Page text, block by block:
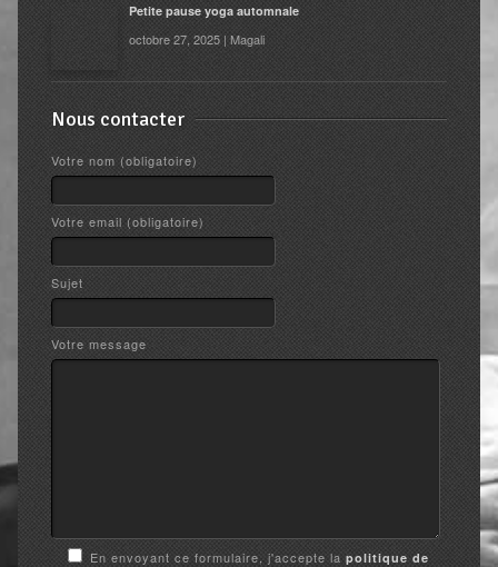
Petite pause yoga automnale
octobre 27, 2025 | Magali
Nous contacter
Votre nom (obligatoire)
Votre email (obligatoire)
Sujet
Votre message
En envoyant ce formulaire, j'accepte la politique de